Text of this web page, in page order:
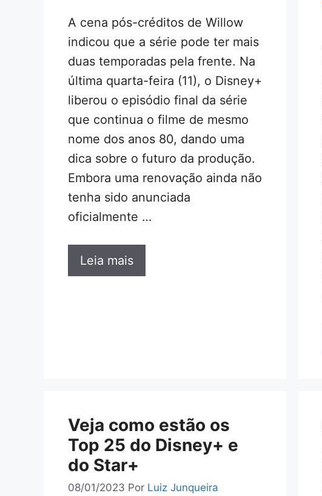
A cena pós-créditos de Willow
indicou que a série pode ter mais
duas temporadas pela frente. Na
última quarta-feira (11), o Disney+
liberou o episódio final da série
que continua o filme de mesmo
nome dos anos 80, dando uma
dica sobre o futuro da produção.
Embora uma renovação ainda não
tenha sido anunciada
oficialmente …
Leia mais
Veja como estão os
Top 25 do Disney+ e
do Star+
08/01/2023 Por Luiz Junqueira